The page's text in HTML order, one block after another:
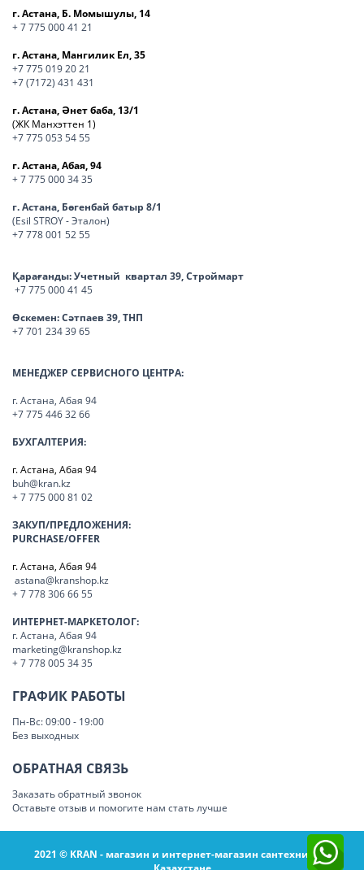
г. Астана, Б. Момышулы, 14
+ 7 775 000 41 21
г. Астана, Мангилик Ел, 35
+7 775 019 20 21
+7 (7172) 431 431
г. Астана, Әнет баба, 13/1
(ЖК Манхэттен 1)
+7 775 053 54 55
г. Астана, Абая, 94
+ 7 775 000 34 35
г. Астана, Бөгенбай батыр 8/1
(Esil STROY - Эталон)
+7 778 001 52 55
Қарағанды:Учетный квартал 39, Строймарт
+7 775 000 41 45
Өскемен:Сәтпаев 39, ТНП
+7 701 234 39 65
МЕНЕДЖЕР СЕРВИСНОГО ЦЕНТРА:
г. Астана, Абая 94
+7 775 446 32 66
БУХГАЛТЕРИЯ:
г. Астана, Абая 94
buh@kran.kz
+ 7 775 000 81 02
ЗАКУП/ПРЕДЛОЖЕНИЯ:
PURCHASE/OFFER
г. Астана, Абая 94
astana@kranshop.kz
+ 7 778 306 66 55
ИНТЕРНЕТ-МАРКЕТОЛОГ:
г. Астана, Абая 94
marketing@kranshop.kz
+ 7 778 005 34 35
ГРАФИК РАБОТЫ
Пн-Вс: 09:00 - 19:00
Без выходных
ОБРАТНАЯ СВЯЗЬ
Заказать обратный звонок
Оставьте отзыв и помогите нам стать лучше
2021 © KRAN - магазин и интернет-магазин сантехники в